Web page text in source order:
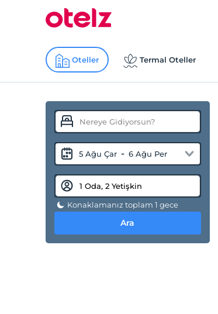
Oteller Termal Oteller
5 Ağu Çar - 6 Ağu Per
Konaklamanız toplam 1 gece
Ara